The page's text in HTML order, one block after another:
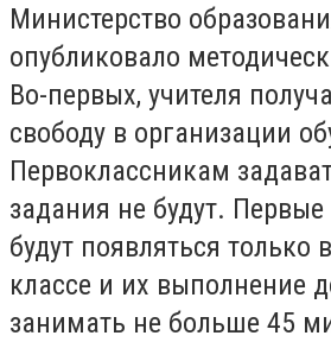
Министерство
опубликовало
Во-первых, учителя
свободу в организации
Первоклассникам
задания не будут.
будут появляться только
классе и их выполнение
занимать не больше 45